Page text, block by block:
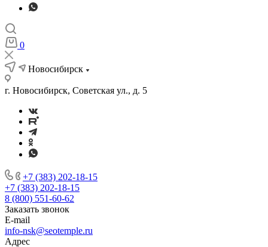
0
Новосибирск
г. Новосибирск, Советская ул., д. 5
+7 (383) 202-18-15
+7 (383) 202-18-15
8 (800) 551-60-62
Заказать звонок
E-mail
info-nsk@seotemple.ru
Адрес